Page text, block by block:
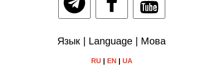
Язык | Language | Мова
RU| EN| UA